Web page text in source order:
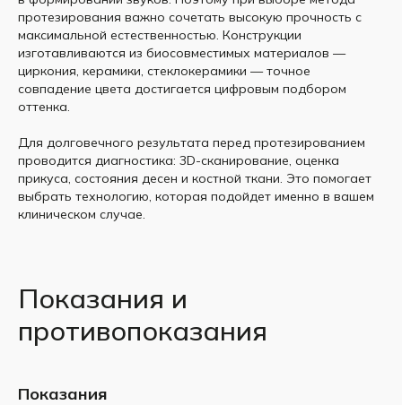
протезирования важно сочетать высокую прочность с
максимальной естественностью. Конструкции
изготавливаются из биосовместимых материалов —
циркония, керамики, стеклокерамики — точное
совпадение цвета достигается цифровым подбором
оттенка.
Для долговечного результата перед протезированием
проводится диагностика: 3D-сканирование, оценка
прикуса, состояния десен и костной ткани. Это помогает
выбрать технологию, которая подойдет именно в вашем
клиническом случае.
Показания и
противопоказания
Показания